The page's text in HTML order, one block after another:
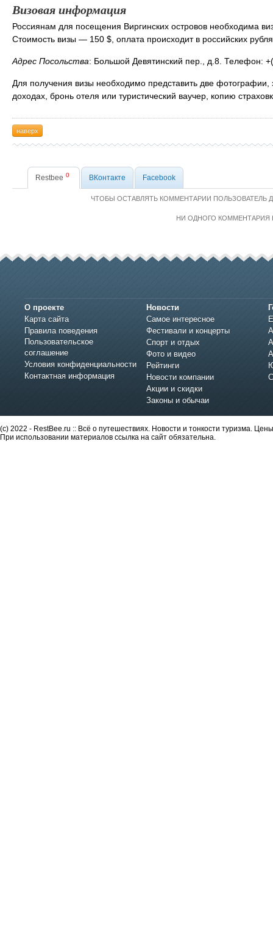
Визовая информация
Россиянам для посещения Виргинских островов необходима
Стоимость визы — 150 $, оплата происходит в российских
Адрес Посольства: Большой Девятинский пер., д.8. Телефон:
Для получения визы необходимо представить две
доходах, бронь отеля или туристический ваучер, копию
наверх
Restbee 0 ВКонтакте Facebook
ЧТОБЫ ОСТАВЛЯТЬ КОММЕНТАРИИ
НИ ОДНОГО КОММЕНТАРИЯ
О проекте
Карта сайта
Правила поведения
Пользовательское
соглашение
Условия конфиденциальности
Контактная информация
Новости
Самое интересное
Фестивали и концерты
Спорт и отдых
Фото и видео
Рейтинги
Новости компании
Акции и скидки
Законы и обычаи
(c) 2022 - RestBee.ru :: Всё о путешествиях. Новости и тонкости туризма.
При использовании материалов ссылка на сайт обязательна.